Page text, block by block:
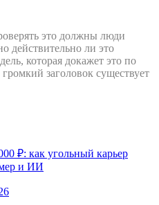
это должны люди
действительно ли это
которая докажет это по
заголовок существует
₽: как угольный карьер
и ИИ